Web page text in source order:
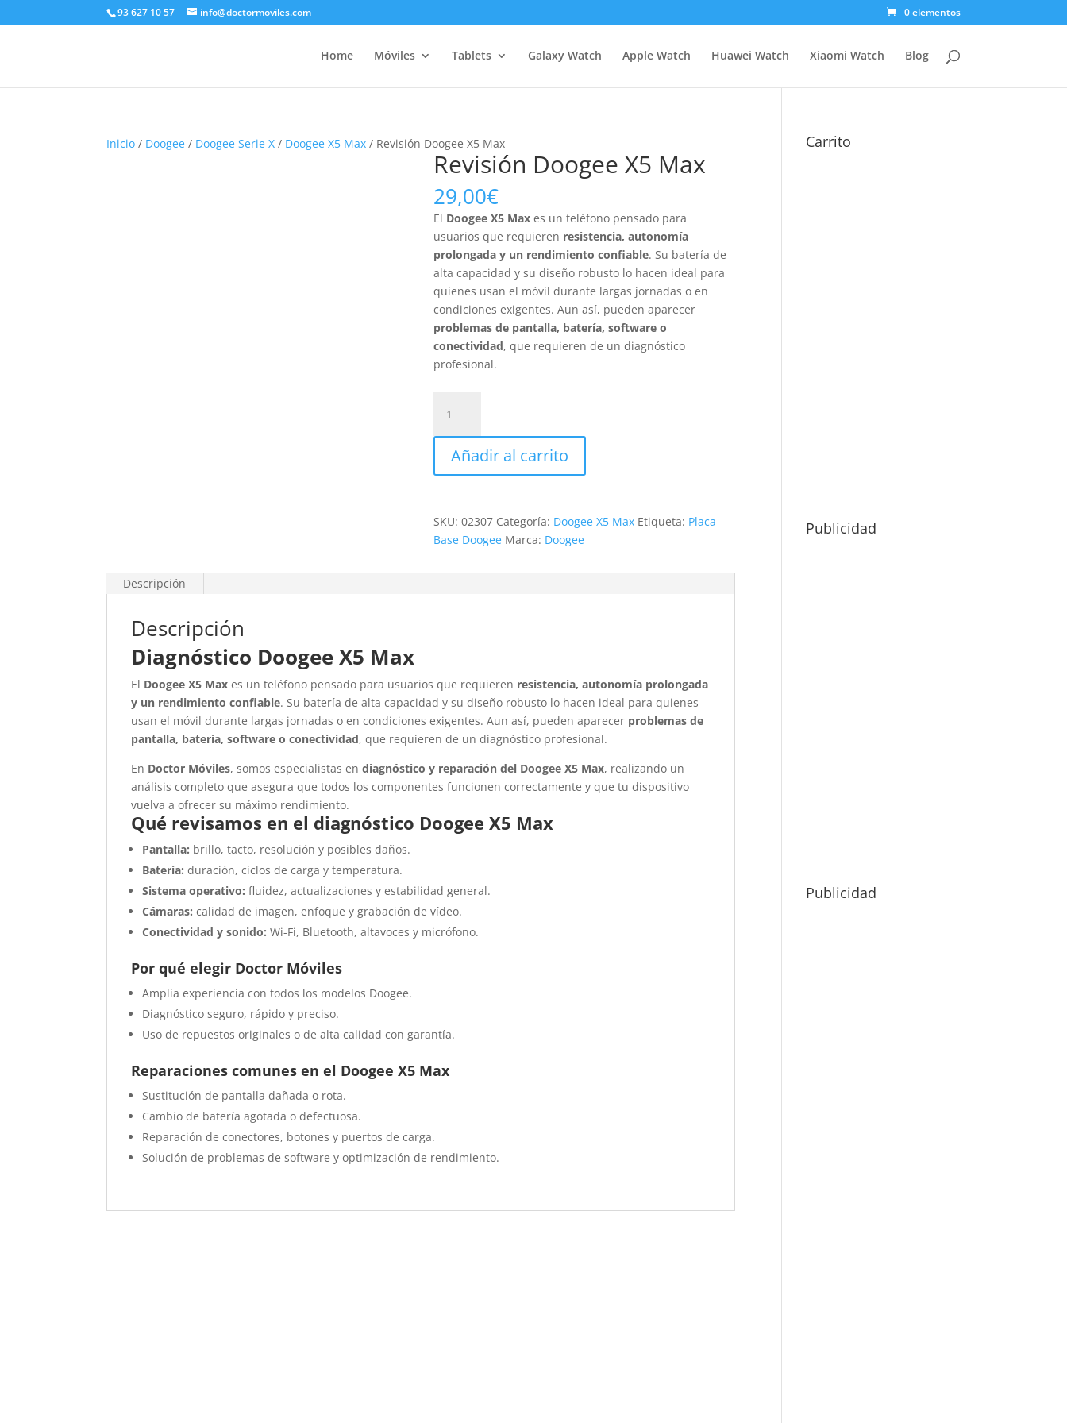
93 627 10 57 info@doctormoviles.com 0 elementos
Home Móviles Tablets Galaxy Watch Apple Watch Huawei Watch Xiaomi Watch Blog
Inicio / Doogee / Doogee Serie X / Doogee X5 Max / Revisión Doogee X5 Max
Revisión Doogee X5 Max
29,00€
El Doogee X5 Max es un teléfono pensado para
usuarios que requieren resistencia, autonomía
prolongada y un rendimiento confiable. Su batería de
alta capacidad y su diseño robusto lo hacen ideal para
quienes usan el móvil durante largas jornadas o en
condiciones exigentes. Aun así, pueden aparecer
problemas de pantalla, batería, software o
conectividad, que requieren de un diagnóstico
profesional.
Doogee
X5
Max
cantidad
Añadir al carrito
SKU:02307 Categoría: Doogee X5 Max Etiqueta: Placa
Base Doogee Marca: Doogee
Descripción
Descripción
Diagnóstico Doogee X5 Max
El Doogee X5 Max es un teléfono pensado para usuarios que requieren resistencia, autonomía prolongada
y un rendimiento confiable. Su batería de alta capacidad y su diseño robusto lo hacen ideal para quienes
usan el móvil durante largas jornadas o en condiciones exigentes. Aun así, pueden aparecer problemas de
pantalla, batería, software o conectividad, que requieren de un diagnóstico profesional.
En Doctor Móviles, somos especialistas endiagnóstico y reparación del Doogee X5 Max, realizando un
análisis completo que asegura que todos los componentes funcionen correctamente y que tu dispositivo
vuelva a ofrecer su máximo rendimiento.
Qué revisamos en el diagnóstico Doogee X5 Max
Pantalla: brillo, tacto, resolución y posibles daños.
Batería: duración, ciclos de carga y temperatura.
Sistema operativo: fluidez, actualizaciones y estabilidad general.
Cámaras: calidad de imagen, enfoque y grabación de vídeo.
Conectividad y sonido: Wi-Fi, Bluetooth, altavoces y micrófono.
Por qué elegir Doctor Móviles
Amplia experiencia con todos los modelos Doogee.
Diagnóstico seguro, rápido y preciso.
Uso de repuestos originales o de alta calidad con garantía.
Reparaciones comunes en el Doogee X5 Max
Sustitución de pantalla dañada o rota.
Cambio de batería agotada o defectuosa.
Reparación de conectores, botones y puertos de carga.
Solución de problemas de software y optimización de rendimiento.
Carrito
Publicidad
Publicidad